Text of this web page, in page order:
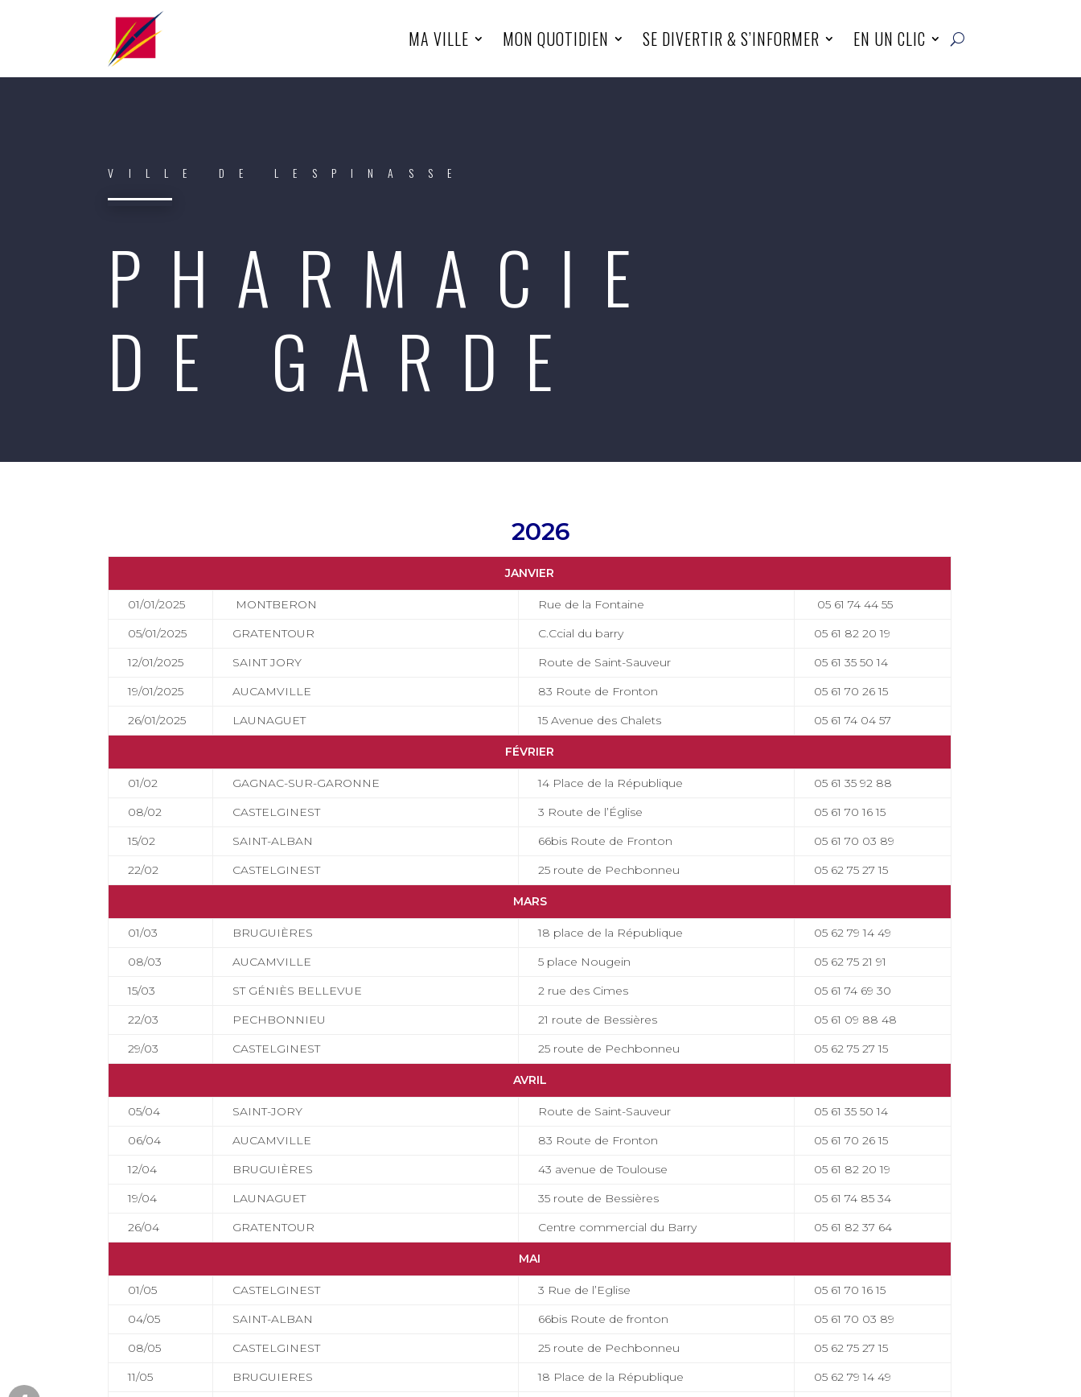
MA VILLE MON QUOTIDIEN SE DIVERTIR & S’INFORMER EN UN CLIC
VILLE DE LESPINASSE
PHARMACIE
DE GARDE
2026
JANVIER
01/01/2025 MONTBERON Rue de la Fontaine
05 61 74 44 55
05/01/2025
GRATENTOUR C.Ccial du barry
05 61 82 20 19
12/01/2025
SAINT JORY Route de Saint-Sauveur
05 61 35 50 14
19/01/2025
AUCAMVILLE 83 Route de Fronton
05 61 70 26 15
26/01/2025
LAUNAGUET 15 Avenue des Chalets 05 61 74 04 57
FÉVRIER
01/02 GAGNAC-SUR-GARONNE 14 Place de la République
05 61 35 92 88
08/02
CASTELGINEST 3 Route de l’Église
05 61 70 16 15
15/02
SAINT-ALBAN 66bis Route de Fronton
05 61 70 03 89
22/02
CASTELGINEST 25 route de Pechbonneu 05 62 75 27 15
MARS
01/03 BRUGUIÈRES 18 place de la République
05 62 79 14 49
08/03
AUCAMVILLE 5 place Nougein
05 62 75 21 91
15/03
ST GÉNIÈS BELLEVUE 2 rue des Cimes
05 61 74 69 30
22/03
PECHBONNIEU 21 route de Bessières
05 61 09 88 48
29/03
CASTELGINEST 25 route de Pechbonneu 05 62 75 27 15
AVRIL
05/04 SAINT-JORY Route de Saint-Sauveur
05 61 35 50 14
06/04
AUCAMVILLE 83 Route de Fronton
05 61 70 26 15
12/04
BRUGUIÈRES 43 avenue de Toulouse
05 61 82 20 19
19/04
LAUNAGUET 35 route de Bessières
05 61 74 85 34
26/04
GRATENTOUR Centre commercial du Barry 05 61 82 37 64
MAI
01/05 CASTELGINEST 3 Rue de l’Eglise
05 61 70 16 15
04/05
SAINT-ALBAN 66bis Route de fronton
05 61 70 03 89
08/05
CASTELGINEST 25 route de Pechbonneu
05 62 75 27 15
11/05
BRUGUIERES 18 Place de la République
05 62 79 14 49